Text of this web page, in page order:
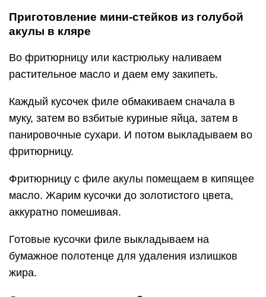
Приготовление мини-стейков из голубой
акулы в кляре
Во фритюрницу или кастрюльку наливаем
растительное масло и даем ему закипеть.
Каждый кусочек филе обмакиваем сначала в
муку, затем во взбитые куриные яйца, затем в
панировочные сухари. И потом выкладываем во
фритюрницу.
Фритюрницу с филе акулы помещаем в кипящее
масло. Жарим кусочки до золотистого цвета,
аккуратно помешивая.
Готовые кусочки филе выкладываем на
бумажное полотенце для удаления излишков
жира.